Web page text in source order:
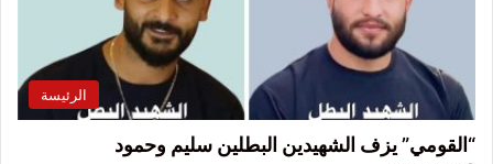
الرئيسة
“القومي” يزف الشهيدين البطلين سليم وحمود